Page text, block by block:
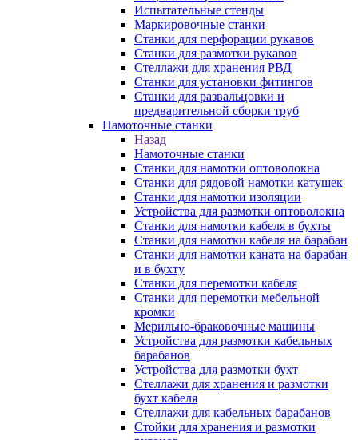
Испытательные стенды
Маркировочные станки
Станки для перфорации рукавов
Станки для размотки рукавов
Стеллажи для хранения РВД
Станки для установки фитингов
Станки для развальцовки и
предварительной сборки труб
Намоточные станки
Назад
Намоточные станки
Станки для намотки оптоволокна
Станки для рядовой намотки катушек
Станки для намотки изоляции
Устройства для размотки оптоволокна
Станки для намотки кабеля в бухты
Станки для намотки кабеля на барабан
Станки для намотки каната на барабан
и в бухту
Станки для перемотки кабеля
Станки для перемотки мебельной
кромки
Мерильно-браковочные машины
Устройства для размотки кабельных
барабанов
Устройства для размотки бухт
Стеллажи для хранения и размотки
бухт кабеля
Стеллажи для кабельных барабанов
Стойки для хранения и размотки